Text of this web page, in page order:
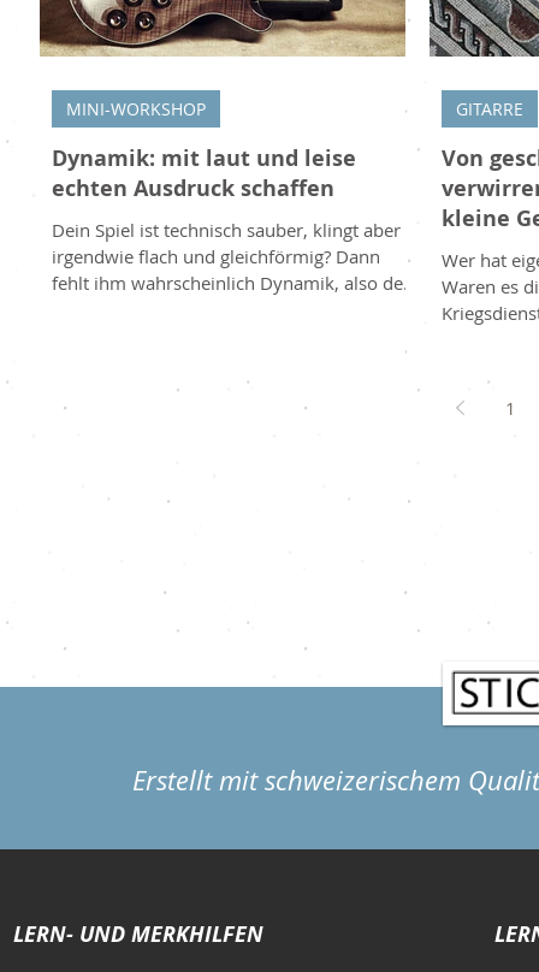
Dynamik: mit laut und leise
echten Ausdruck schaffen
Dein Spiel ist technisch sauber, klingt aber
irgendwie flach und gleichförmig? Dann
fehlt ihm wahrscheinlich Dynamik, also der
Gefühl und Leben zu geben. Was Dynamik
bedeutet Dynamik beschreibt die
Ausbruch. Musik, die immer gleich laut
MINI-WORKSHOP
Von
kleine
Wer hat
Waren es
GITARRE
1
Erstellt mit schweizerischem
LERN- UND MERKHILFEN